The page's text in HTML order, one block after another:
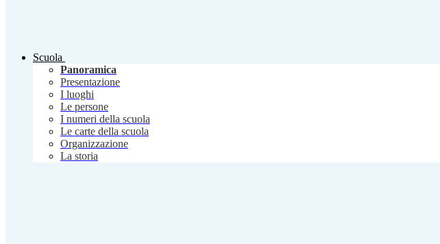
Scuola
Panoramica
Presentazione
I luoghi
Le persone
I numeri della scuola
Le carte della scuola
Organizzazione
La storia